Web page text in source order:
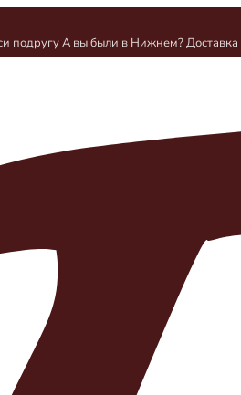
подругуА вы были в Нижнем?Доставка